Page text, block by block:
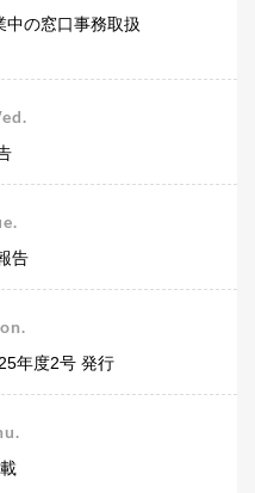
中の窓口事務取扱
告
年度2号 発行